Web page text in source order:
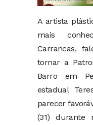
A artista
mais
Carrancas,
tornar a
Barro em
estadual
parecer
(31) durante